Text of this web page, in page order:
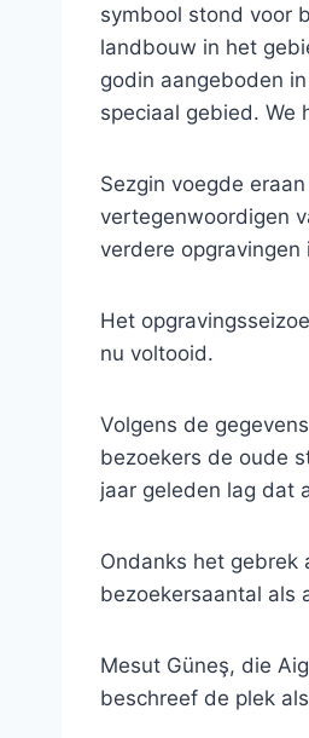
symbool stond voor
landbouw in het
godin aangeboden
speciaal gebied. We
Sezgin voegde
vertegenwoordigen
verdere
Het
nu voltooid.
Volgens de
bezoekers de oude
jaar geleden lag dat
Ondanks het gebrek
bezoekersaantal als
Mesut Güneş, die
beschreef de plek